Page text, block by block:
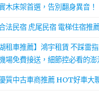
木床架首選，告別翻身異音！
法民宿 虎尾民宿 電梯住宿推
湖租車推薦】鴻宇租賃 不踩雷
場免費接送，細節控必看的
質中古車商推薦 HOT好車大